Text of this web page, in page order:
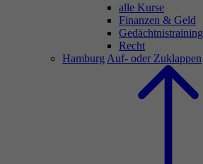
alle Kurse
Finanzen & Geld
Gedächtnistraining
Recht
Hamburg Auf- oder Zuklappen